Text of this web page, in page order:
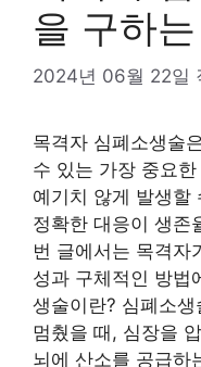
을 구하
2024년 06월 22일
목격자 심폐소생술
수 있는 가장 중요
예기치 않게 발생할
정확한 대응이 생존
번 글에서는 목격자
성과 구체적인 방법
생술이란? 심폐소
멈췄을 때, 심장을
뇌에 산소를 공급하